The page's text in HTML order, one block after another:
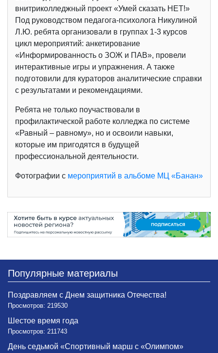
внитриколледжный проект «Умей сказать НЕТ!»
Под руководством педагога-психолога Никулиной
Л.Ю. ребята организовали в группах 1-3 курсов
цикл мероприятий: анкетирование
«Информированность о ЗОЖ и ПАВ», провели
интерактивные игры и упражнения. А также
подготовили для кураторов аналитические справки
с результатами и рекомендациями.
Ребята не только поучаствовали в
профилактической работе колледжа по системе
«Равный – равному», но и освоили навыки,
которые им пригодятся в будущей
профессиональной деятельности.
Фотографии с мероприятий в альбоме МЦ «Банан»
Популярные материалы
Поздравляем с Днем защитника Отечества!
Просмотров: 219530
Шестое время года
Просмотров: 211743
День седьмой «Спортивный марш с «Олимпом»